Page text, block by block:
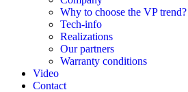
Why to choose the VP trend?
Tech-info
Realizations
Our partners
Warranty conditions
Video
Contact